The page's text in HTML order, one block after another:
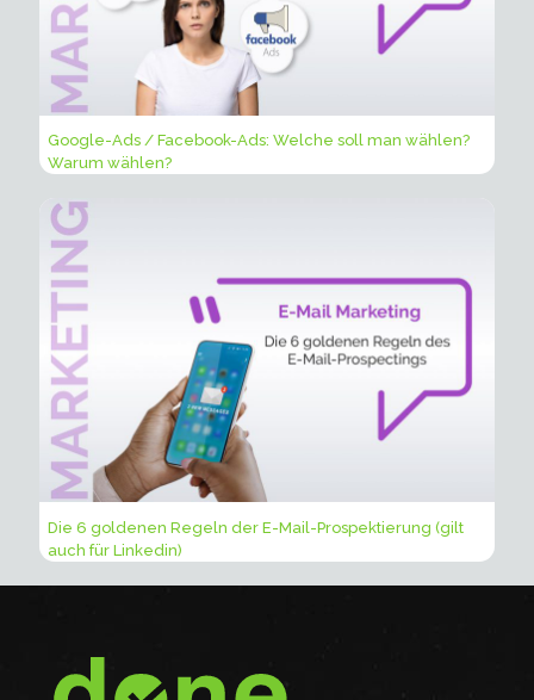
Google-Ads / Facebook-Ads: Welche soll man wählen?
Warum wählen?
Die 6 goldenen Regeln der E-Mail-Prospektierung (gilt
auch für Linkedin)